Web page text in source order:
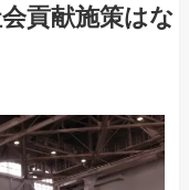
貢献施策はな